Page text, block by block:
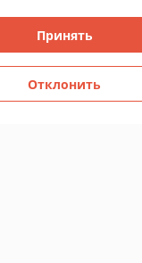
cookies
Принять
Отклонить